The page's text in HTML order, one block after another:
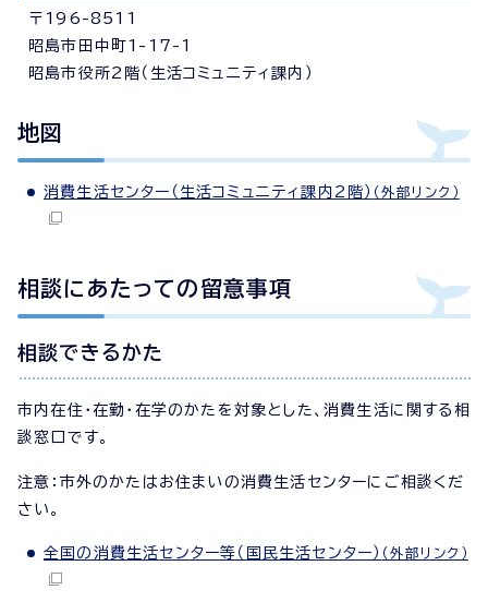
〒196-8511
昭島市田中町1-17-1
昭島市役所2階（生活コミュニティ課内）
地図
消費生活センター（生活コミュニティ課内2階） （外部リンク）
相談にあたっての留意事項
相談できるかた
市内在住・在勤・在学のかたを対象とした、消費生活に関する相
談窓口です。
注意：市外のかたはお住まいの消費生活センターにご相談くだ
さい。
全国の消費生活センター等（国民生活センター） （外部リンク）